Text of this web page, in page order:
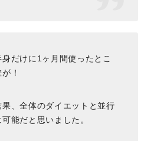
だけに1ヶ月間使ったとこ
！
、全体のダイエットと並行
能だと思いました。